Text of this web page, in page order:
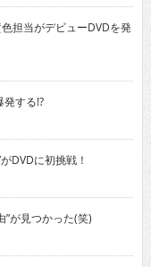
担当がデビューDVDを発
する!?
DVDに初挑戦！
が見つかった(笑)